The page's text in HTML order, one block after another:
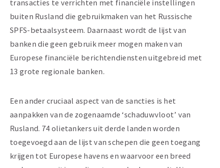
transacties te verrichten met financiële instellingen
buiten Rusland die gebruikmaken van het Russische
SPFS-betaalsysteem. Daarnaast wordt de lijst van
banken die geen gebruik meer mogen maken van
Europese financiële berichtendiensten uitgebreid met
13 grote regionale banken.
Een ander cruciaal aspect van de sancties is het
aanpakken van de zogenaamde ‘schaduwvloot’ van
Rusland. 74 olietankers uit derde landen worden
toegevoegd aan de lijst van schepen die geen toegang
krijgen tot Europese havens en waarvoor een breed